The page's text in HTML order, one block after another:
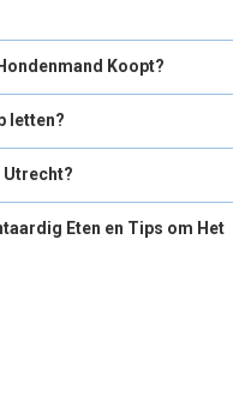
Koopt?
letten?
Utrecht?
Eten en Tips om Het